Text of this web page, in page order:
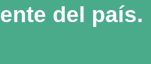
del país.